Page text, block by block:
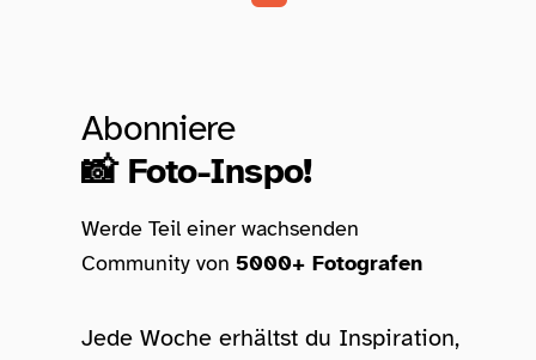
Abonniere
📸 Foto-Inspo!
Werde Teil einer wachsenden
Community von 5000+ Fotografen
Jede Woche erhältst du Inspiration,